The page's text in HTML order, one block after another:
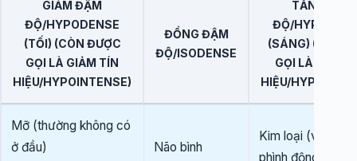
GIẢM ĐẬM
ĐỘ/HYPODENSE
(TỐI) (CÒN ĐƯỢC
GỌI LÀ GIẢM TÍN
HIỆU/HYPOINTENSE)
ĐỒNG ĐẬM
ĐỘ/ISODENSE
TĂNG ĐẬM
ĐỘ/
(SÁNG) (CÒN
GỌI LÀ TĂNG
HIỆU/
Mỡ (thường không có
ở đầu)
Não bình
Kim loại (ví dụ,
phình động mạch